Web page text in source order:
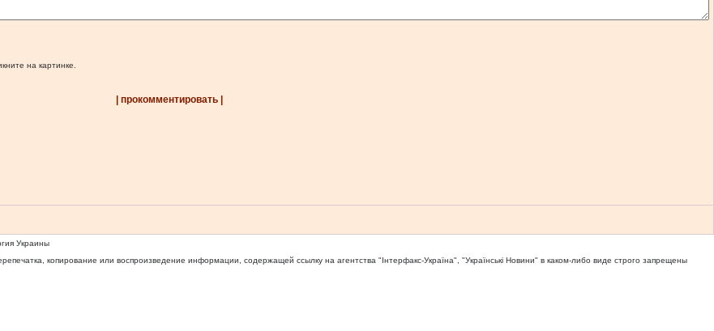
на картинке.
| прокомментировать |
Украины
копирование или воспроизведение информации, содержащей ссылку на агентства "Iнтерфакс-Україна", "Українськi Новини" в каком-либо виде строго запрещены